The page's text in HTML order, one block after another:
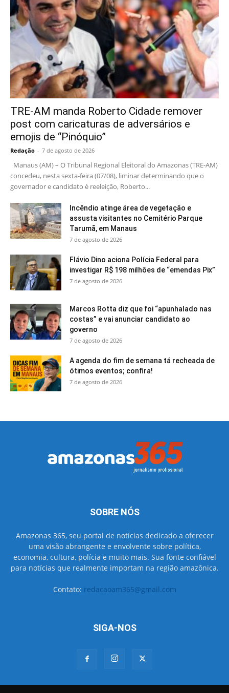
TRE-AM manda Roberto Cidade remover
post com caricaturas de adversários e
emojis de “Pinóquio”
Redação - 7 de agosto de 2026
Manaus (AM) – O Tribunal Regional Eleitoral do Amazonas (TRE-AM)
concedeu, nesta sexta-feira (07/08), liminar determinando que o
governador e candidato è reeleição, Roberto...
Incêndio atinge área de vegetação e
assusta visitantes no Cemitério Parque
Tarumã, em Manaus
7 de agosto de 2026
Flávio Dino aciona Polícia Federal para
investigar R$ 198 milhões de “emendas Pix”
7 de agosto de 2026
Marcos Rotta diz que foi “apunhalado nas
costas” e vai anunciar candidato ao
governo
7 de agosto de 2026
A agenda do fim de semana tá recheada de
ótimos eventos; confira!
7 de agosto de 2026
SOBRE NÓS
Amazonas 365, seu portal de notícias dedicado a oferecer
uma visão abrangente e envolvente sobre política,
economia, cultura, polícia e muito mais. Sua fonte confiável
para notícias que realmente importam na região amazônica.
Contato: redacaoam365@gmail.com
SIGA-NOS